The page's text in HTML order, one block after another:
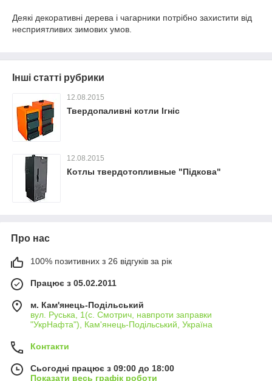
Деякі декоративні дерева і чагарники потрібно захистити від
несприятливих зимових умов.
Інші статті рубрики
12.08.2015
Твердопаливні котли Ігніс
12.08.2015
Котлы твердотопливные "Підкова"
Про нас
100% позитивних з 26 відгуків за рік
Працює з 05.02.2011
м. Кам'янець-Подільський
вул. Руська, 1(с. Смотрич, навпроти заправки
"УкрНафта"), Кам'янець-Подільський, Україна
Контакти
Сьогодні працює з 09:00 до 18:00
Показати весь графік роботи